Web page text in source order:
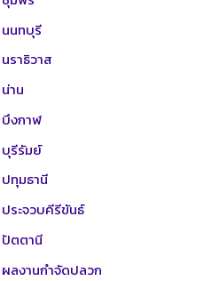
นนทบุรี
นราธิวาส
น่าน
บึงกาฬ
บุรีรัมย์
ปทุมธานี
ประจวบคีรีขันธ์
ปัตตานี
ผลงานกำจัดปลวก